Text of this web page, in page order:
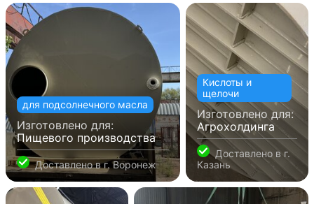
для подсолнечного масла
Изготовлено для:
Пищевого производства
Доставлено вг. Воронеж
Кислоты и
щелочи
Изготовлено для:
Агрохолдинга
Доставлено в г.
Казань